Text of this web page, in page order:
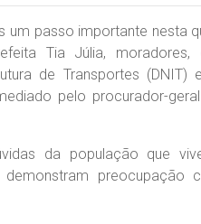
passo importante nesta
Tia Júlia, moradores,
de Transportes (DNIT)
pelo procurador-
da população que
preocupação